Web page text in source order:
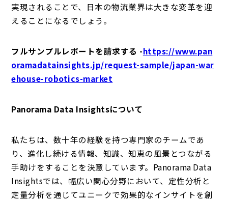
実現されることで、日本の物流業界は大きな変革を迎
えることになるでしょう。
フルサンプルレポートを請求する -https://www.pan
oramadatainsights.jp/request-sample/japan-war
ehouse-robotics-market
Panorama Data Insightsについて
私たちは、数十年の経験を持つ専門家のチームであ
り、進化し続ける情報、知識、知恵の風景とつながる
手助けをすることを決意しています。Panorama Data
Insightsでは、幅広い関心分野において、定性分析と
定量分析を通じてユニークで効果的なインサイトを創